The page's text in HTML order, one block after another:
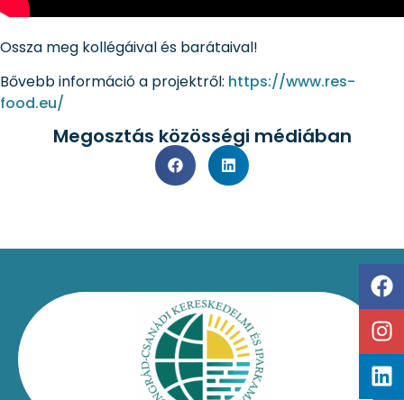
Ossza meg kollégáival és barátaival!
Bővebb információ a projektről: https://www.res-
food.eu/
Megosztás közösségi médiában